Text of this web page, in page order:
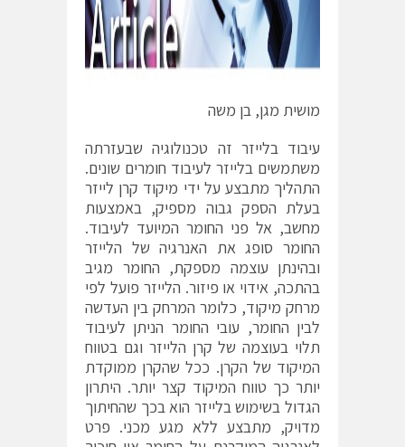
מושית מגן, בן משה
עיבוד בלייזר זה טכנולוגיה שבעזרתה
משתמשים בלייזר לעיבוד חומרים שונים.
התהליך מתבצע על ידי מיקוד קרן לייזר
בעלת הספק גבוה מספיק, באמצעות
מחשב, אל פני החומר המיועד לעיבוד.
החומר סופג את האנרגיה של הלייזר
ובהינתן עוצמה מספקת, החומר מגיב
בהתכה, אידוי או פיזור. הלייזר פועל לפי
מרחק מיקוד, כלומר המרחק בין העדשה
לבין החומר, עובי החומר הניתן לעיבוד
תלוי בעוצמה של קרן הלייזר וגם בטווח
המיקוד של הקרן. ככל שהקרן ממוקדת
יותר כך טווח המיקוד קצר יותר. היתרון
הגדול בשימוש בלייזר הוא בכך שהחיתוך
מדויק, מתבצע ללא מגע מכני. פרט